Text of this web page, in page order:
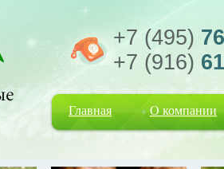
+7 (495)
+7 (916)
Главная О компании